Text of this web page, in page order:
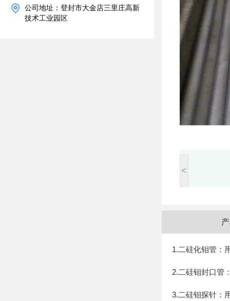
公司地址：登封市大金店三里庄高新
技术工业园区
<
1.二硅化钼管：
2.二硅钼封口管
3.二硅钼探针：